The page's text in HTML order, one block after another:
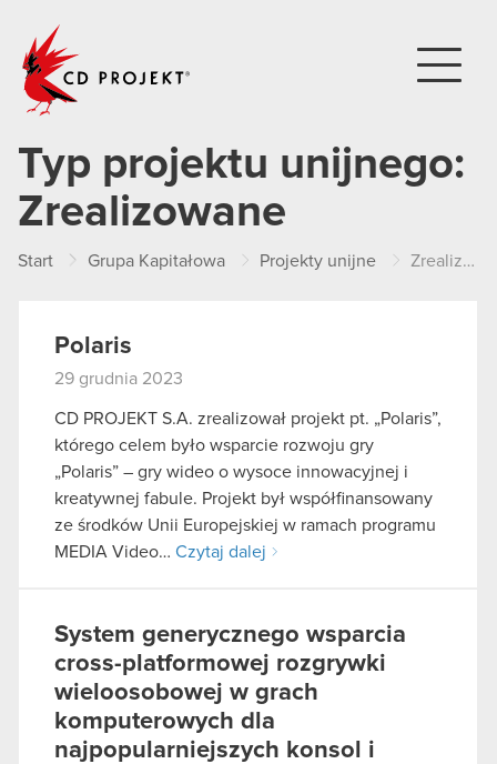
Typ projektu unijnego:
Zrealizowane
Start Grupa Kapitałowa Projekty unijne Zrealizowane
Polaris
29 grudnia 2023
CD PROJEKT S.A. zrealizował projekt pt. „Polaris”,
którego celem było wsparcie rozwoju gry
„Polaris” – gry wideo o wysoce innowacyjnej i
kreatywnej fabule. Projekt był współfinansowany
ze środków Unii Europejskiej w ramach programu
MEDIA Video… Czytaj dalej
System generycznego wsparcia
cross-platformowej rozgrywki
wieloosobowej w grach
komputerowych dla
najpopularniejszych konsol i